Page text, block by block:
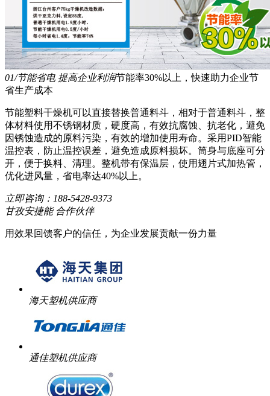
01/节能省电 提高企业利润节能率30%以上，快速助力企业节
省生产成本
节能塑料干燥机可以直接替换普通料斗，相对于普通料斗，整
体材料使用不锈钢材质，硬度高，有效抗腐蚀、抗老化，避免
因锈蚀造成的原料污染，有效的增加使用寿命。采用PID智能
温控表，防止温控误差，避免造成原料损坏。筒身与底座可分
开，便于换料、清理。整机带有保温层，使用翅片式加热管，
优化进风量，省电率达40%以上。
立即咨询： 188-5428-9373
甘孜安捷能 合作伙伴
用效果回馈客户的信任，为企业发展贡献一份力量
海天塑机供应商
通佳塑机供应商